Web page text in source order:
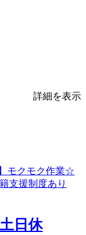
詳細を表示
日休